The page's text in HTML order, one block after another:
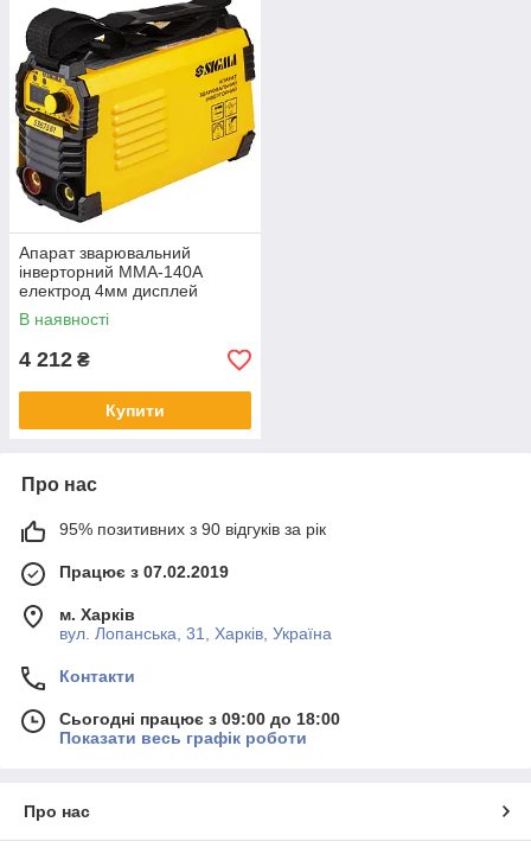
Апарат зварювальний
інверторний ММА-140А
електрод 4мм дисплей
SIGMA (5387561)
В наявності
4 212 ₴
Купити
Про нас
95% позитивних з 90 відгуків за рік
Працює з 07.02.2019
м. Харків
вул. Лопанська, 31, Харків, Україна
Контакти
Сьогодні працює з 09:00 до 18:00
Показати весь графік роботи
Про нас